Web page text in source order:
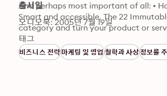
And perhaps most important of all: •
Smart and accessible, The 22
category and turn your product or
출시일
오디오북: 2005년 7월 19일
태그
비즈니스 전략마케팅 및 영업철학과 사상정보를